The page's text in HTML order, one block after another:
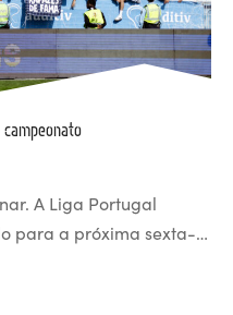
A Liga Portugal
para a próxima sexta-…